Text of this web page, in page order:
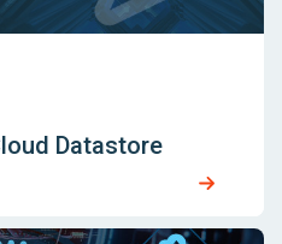
Datastore